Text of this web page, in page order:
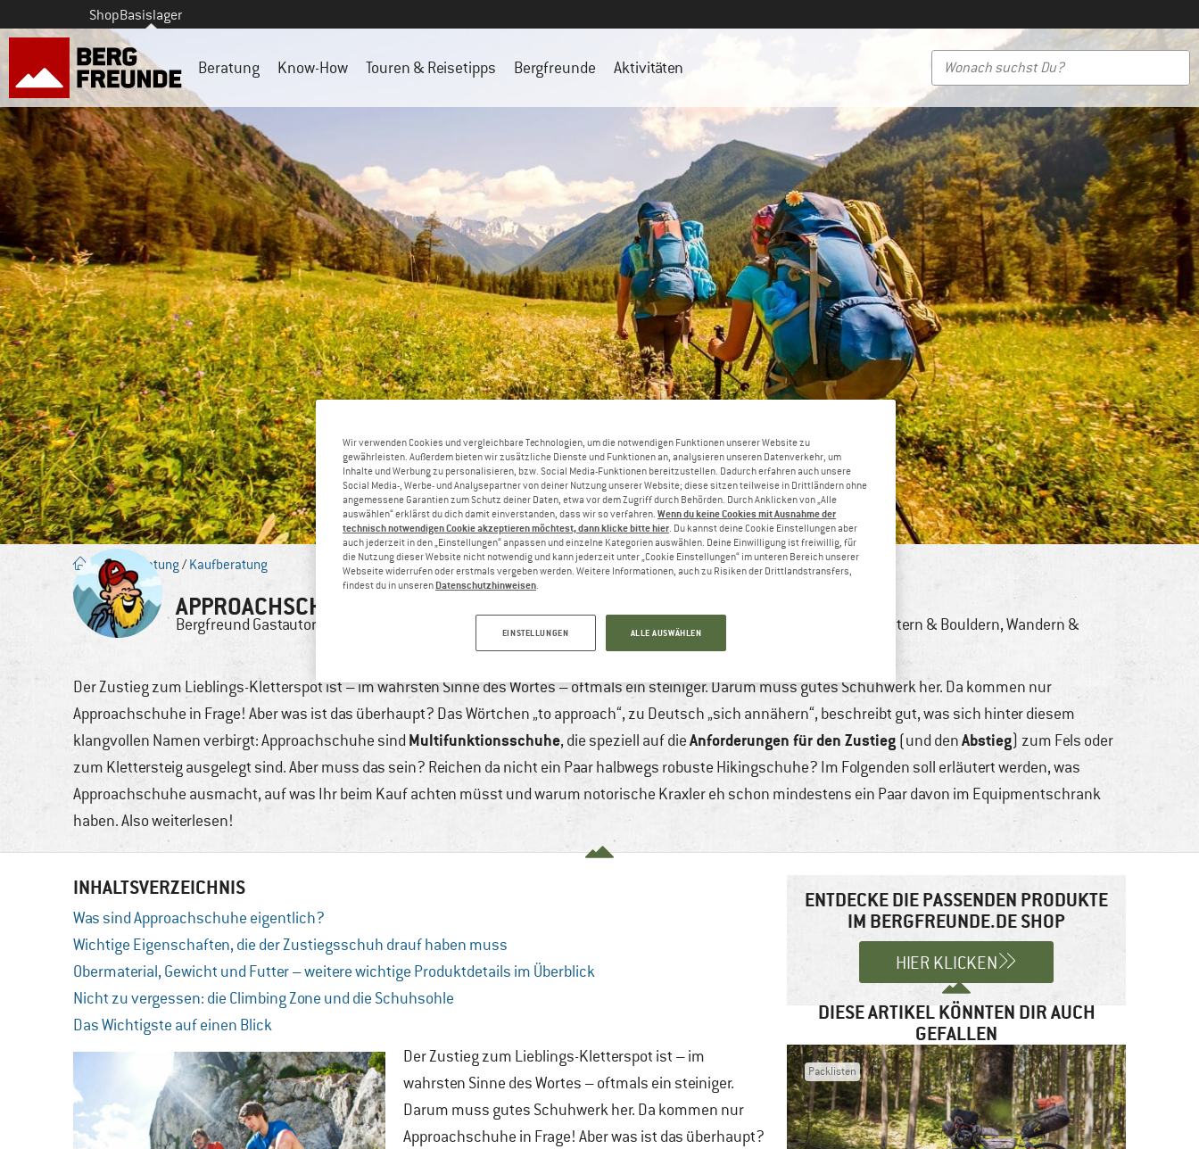
ShopBasislager
Beratung Know-How Touren & Reisetipps Bergfreunde Aktivitäten
Blog/ Beratung /Kaufberatung
APPROACHSCHUHE – MULTIFUNKTIONALE HALBSCHUHE
Bergfreund Gastautor Klettern & Bouldern,Wandern &
Trekking
Der Zustieg zum Lieblings-Kletterspot ist – im wahrsten Sinne des Wortes – oftmals ein steiniger. Darum muss gutes Schuhwerk her. Da kommen nur
Approachschuhe in Frage! Aber was ist das überhaupt? Das Wörtchen „to approach“, zu Deutsch „sich annähern“, beschreibt gut, was sich hinter diesem
klangvollen Namen verbirgt: Approachschuhe sind Multifunktionsschuhe, die speziell auf dieAnforderungen für den Zustieg (und denAbstieg) zum Fels oder
zum Klettersteig ausgelegt sind. Aber muss das sein? Reichen da nicht ein Paar halbwegs robuste Hikingschuhe? Im Folgenden soll erläutert werden, was
Approachschuhe ausmacht, auf was Ihr beim Kauf achten müsst und warum notorische Kraxler eh schon mindestens ein Paar davon im Equipmentschrank
haben. Also weiterlesen!
INHALTSVERZEICHNIS
Was sind Approachschuhe eigentlich?
Wichtige Eigenschaften, die der Zustiegsschuh drauf haben muss
Obermaterial, Gewicht und Futter – weitere wichtige Produktdetails im Überblick
Nicht zu vergessen: die Climbing Zone und die Schuhsohle
Das Wichtigste auf einen Blick
Der Zustieg zum Lieblings-Kletterspot ist – im
wahrsten Sinne des Wortes – oftmals ein steiniger.
Darum muss gutes Schuhwerk her. Da kommen nur
Approachschuhe in Frage! Aber was ist das überhaupt?
ENTDECKE DIE PASSENDEN PRODUKTE
IM BERGFREUNDE.DE SHOP
HIER KLICKEN
DIESE ARTIKEL KÖNNTEN DIR AUCH
GEFALLEN
Packlisten
Wir verwenden Cookies und vergleichbare Technologien, um die notwendigen Funktionen unserer Website zu
gewährleisten. Außerdem bieten wir zusätzliche Dienste und Funktionen an, analysieren unseren Datenverkehr, um
Inhalte und Werbung zu personalisieren, bzw. Social Media-Funktionen bereitzustellen. Dadurch erfahren auch unsere
Social Media-, Werbe- und Analysepartner von deiner Nutzung unserer Website; diese sitzen teilweise in Drittländern ohne
angemessene Garantien zum Schutz deiner Daten, etwa vor dem Zugriff durch Behörden. Durch Anklicken von „Alle
auswählen“ erklärst du dich damit einverstanden, dass wir so verfahren. Wenn du keine Cookies mit Ausnahme der
technisch notwendigen Cookie akzeptieren möchtest, dann klicke bitte hier. Du kannst deine Cookie Einstellungen aber
auch jederzeit in den „Einstellungen“ anpassen und einzelne Kategorien auswählen. Deine Einwilligung ist freiwillig, für
die Nutzung dieser Website nicht notwendig und kann jederzeit unter „Cookie Einstellungen“ im unteren Bereich unserer
Webseite widerrufen oder erstmals vergeben werden. Weitere Informationen, auch zu Risiken der Drittlandstransfers,
findest du in unseren Datenschutzhinweisen.
EINSTELLUNGEN ALLE AUSWÄHLEN